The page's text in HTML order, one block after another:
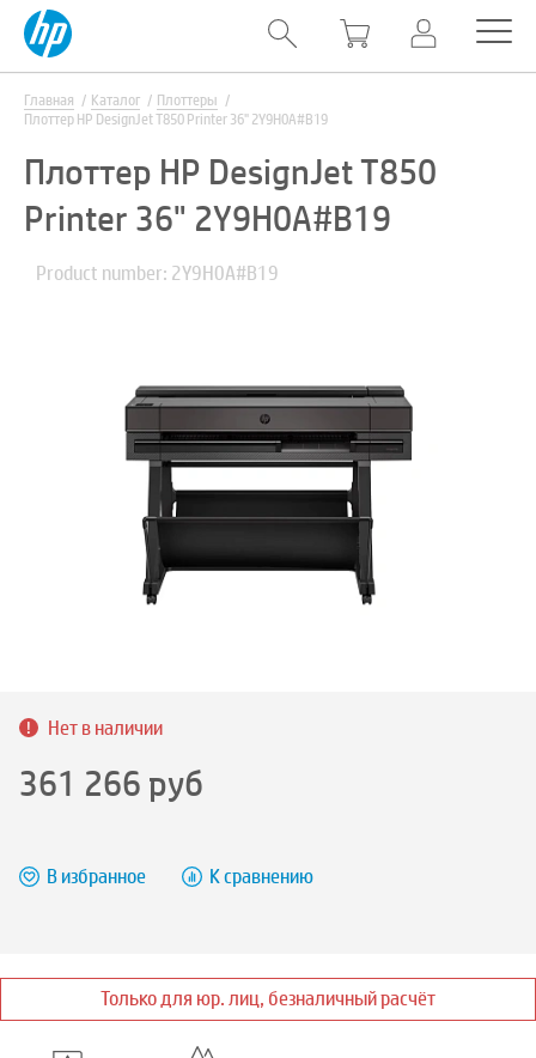
Главная Каталог
Плоттеры
Плоттер HP DesignJet T850 Printer 36" 2Y9H0A#B19
Плоттер HP DesignJet T850
Printer 36" 2Y9H0A#B19
Product number: 2Y9H0A#B19
Нет в наличии
361 266 руб
В избранное К сравнению
Только для юр. лиц, безналичный расчёт